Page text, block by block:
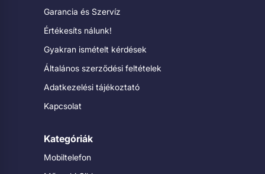
Garancia és Szervíz
Értékesíts nálunk!
Gyakran ismételt kérdések
Általános szerződési feltételek
Adatkezelési tájékoztató
Kapcsolat
Kategóriák
Mobiltelefon